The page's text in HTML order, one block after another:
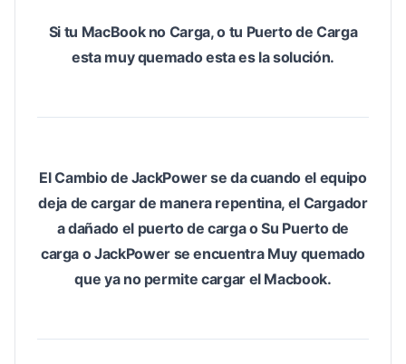
Si tu MacBook no Carga, o tu Puerto de Carga
esta muy quemado esta es la solución.
El Cambio de JackPower se da cuando el equipo
deja de cargar de manera repentina, el Cargador
a dañado el puerto de carga o Su Puerto de
carga o JackPower se encuentra Muy quemado
que ya no permite cargar el Macbook.